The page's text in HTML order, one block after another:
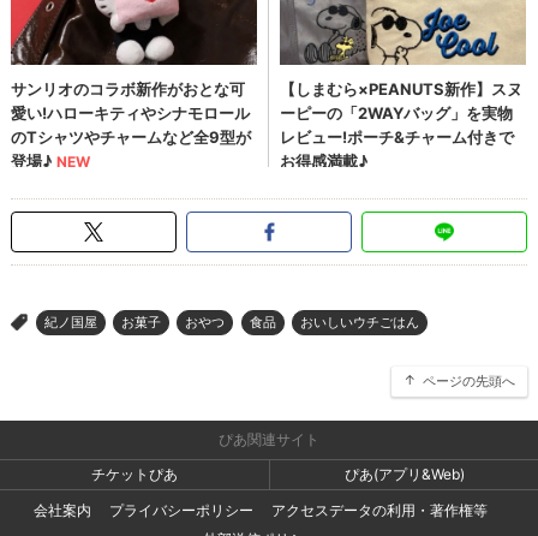
> 紀ノ国屋 お菓子 おやつ 食品 おいしいウチごはん
ページの先頭へ
ぴあ関連サイト
チケットぴあ
ぴあ(アプリ&Web)
会社案内
プライバシーポリシー
アクセスデータの利用・著作権等